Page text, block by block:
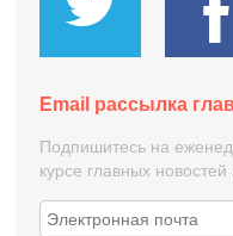
Email рассылка
Подпишитесь на
курсе главных